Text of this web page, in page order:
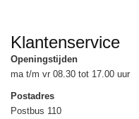
Klantenservice
Openingstijden
ma t/m vr 08.30 tot 17.00 uur
Postadres
Postbus 110